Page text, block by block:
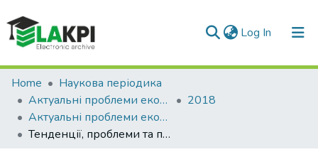
Log In (current)
Communities & Collections
All of DSpace
Statistics
Home
Наукова періодика
Актуальні проблеми економіки та управління
2018
Актуальні проблеми економіки та управління: збірник наукових праць молодих вчених, Вип. 12
Тенденції, проблеми та перспективи розвитку високотехнологічного виробництва в Україні